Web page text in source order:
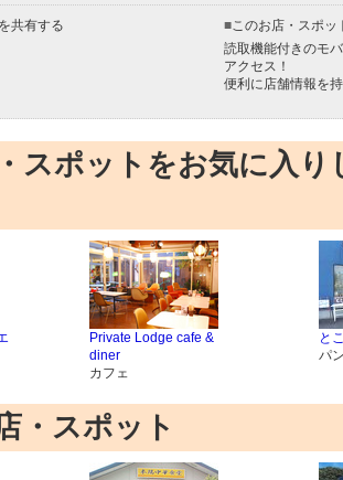
共有する ■このお店・スポッ
読取機能付きのモ
アクセス！
便利に店舗情報を
スポットをお気に入
Private Lodge cafe &
diner
カフェ
と
パ
・スポット